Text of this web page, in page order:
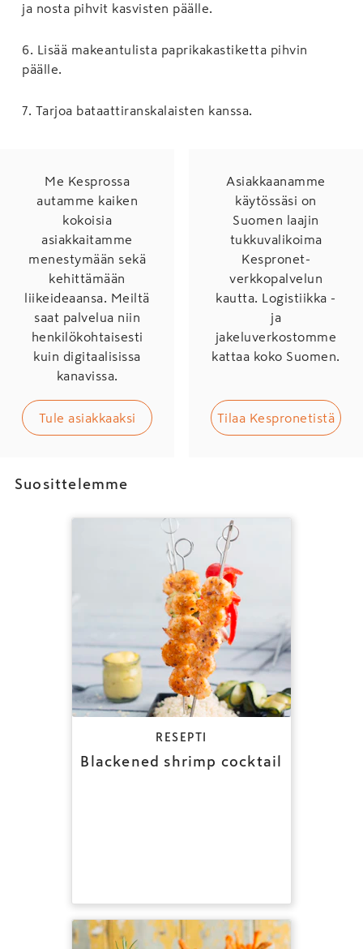
ja nosta pihvit kasvisten päälle.
6
Lisää makeantulista paprikakastiketta pihvin
päälle.
7 Tarjoa bataattiranskalaisten kanssa.
Me Kesprossa
autamme kaiken
kokoisia
asiakkaitamme
menestymään sekä
kehittämään
liikeideaansa. Meiltä
saat palvelua niin
henkilökohtaisesti
kuin digitaalisissa
kanavissa.
Tule asiakkaaksi
Asiakkaanamme
käytössäsi on
Suomen laajin
tukkuvalikoima
Kespronet-
verkkopalvelun
kautta. Logistiikka -
ja
jakeluverkostomme
kattaa koko Suomen.
Tilaa Kespronetistä
Suosittelemme
RESEPTI
Blackened shrimp cocktail